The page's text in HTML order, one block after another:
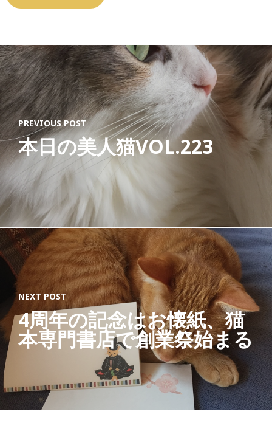
PREVIOUS POST
本日の美人猫VOL.223
NEXT POST
4周年の記念はお懐紙、猫
本専門書店で創業祭始まる